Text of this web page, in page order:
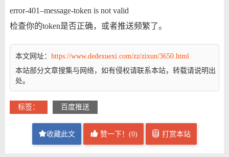
error-401–message-token is not valid
检查你的token是否正确，或者推送频繁了。
本文网址： https://www.dedexuexi.com/zz/zixun/3650.html
本站部分文章搜集与网络，如有侵权请联系本站，转载请说明出
处。
标签： 百度推送
收藏此文 赞一下！(0) 打赏本站